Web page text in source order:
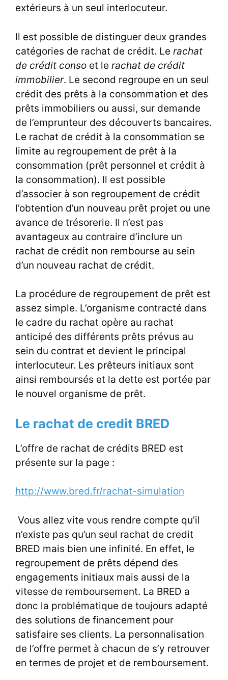
extérieurs à un seul interlocuteur.
Il est possible de distinguer deux grandes
catégories de rachat de crédit. Le rachat
de crédit conso et le rachat de crédit
immobilier. Le second regroupe en un seul
crédit des prêts à la consommation et des
prêts immobiliers ou aussi, sur demande
de l’emprunteur des découverts bancaires.
Le rachat de crédit à la consommation se
limite au regroupement de prêt à la
consommation (prêt personnel et crédit à
la consommation). Il est possible
d’associer à son regroupement de crédit
l’obtention d’un nouveau prêt projet ou une
avance de trésorerie. Il n’est pas
avantageux au contraire d’inclure un
rachat de crédit non rembourse au sein
d’un nouveau rachat de crédit.
La procédure de regroupement de prêt est
assez simple. L’organisme contracté dans
le cadre du rachat opère au rachat
anticipé des différents prêts prévus au
sein du contrat et devient le principal
interlocuteur. Les prêteurs initiaux sont
ainsi remboursés et la dette est portée par
le nouvel organisme de prêt.
Le rachat de credit BRED
L’offre de rachat de crédits BRED est
présente sur la page :
http://www.bred.fr/rachat-simulation
Vous allez vite vous rendre compte qu’il
n’existe pas qu’un seul rachat de credit
BRED mais bien une infinité. En effet, le
regroupement de prêts dépend des
engagements initiaux mais aussi de la
vitesse de remboursement. La BRED a
donc la problématique de toujours adapté
des solutions de financement pour
satisfaire ses clients. La personnalisation
de l’offre permet à chacun de s’y retrouver
en termes de projet et de remboursement.